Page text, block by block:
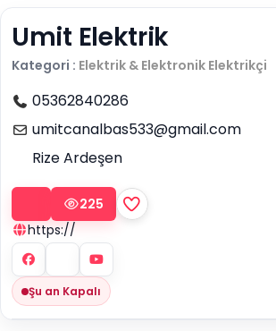
Umit Elektrik
Kategori : Elektrik & Elektronik Elektrikçi
05362840286
umitcanalbas533@gmail.com
Rize Ardeşen
225
https://
Şu an Kapalı